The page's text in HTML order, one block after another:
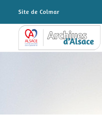
Archives Alsace - Colmar